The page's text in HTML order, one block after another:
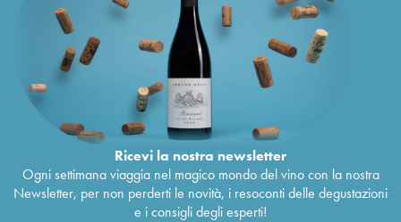
Ricevi la nostra newsletter
Ogni settimana viaggia nel magico mondo del vino con la nostra
Newsletter, per non perderti le novità, i resoconti delle degustazioni
e i consigli degli esperti!